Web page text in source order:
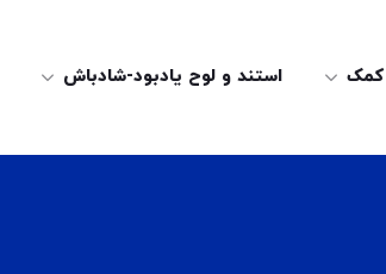
استند و لوح یادبود-شادباش